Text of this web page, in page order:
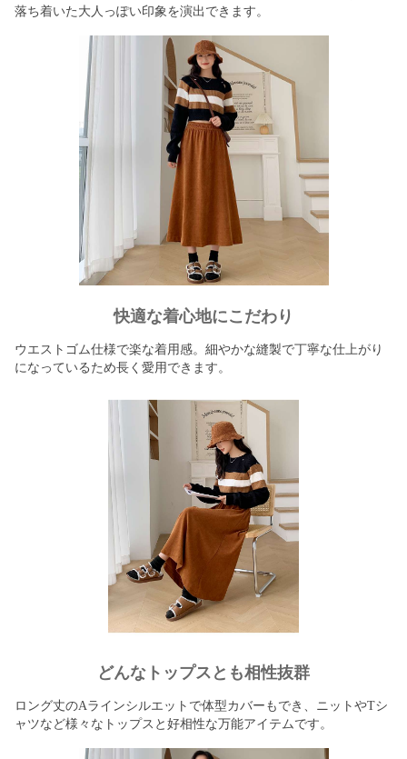
落ち着いた大人っぽい印象を演出できます。
快適な着心地にこだわり
ウエストゴム仕様で楽な着用感。細やかな縫製で丁寧な仕上がり
になっているため長く愛用できます。
どんなトップスとも相性抜群
ロング丈のAラインシルエットで体型カバーもでき、ニットやTシ
ャツなど様々なトップスと好相性な万能アイテムです。